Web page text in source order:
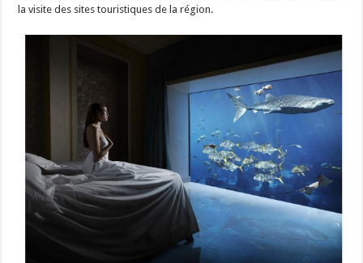
la visite des sites touristiques de la région.